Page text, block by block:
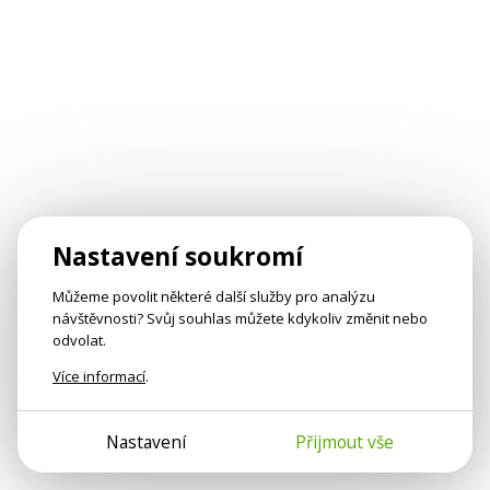
Nastavení soukromí
Můžeme povolit některé další služby pro analýzu
návštěvnosti? Svůj souhlas můžete kdykoliv změnit nebo
odvolat.
Více informací.
Nastavení Přijmout vše